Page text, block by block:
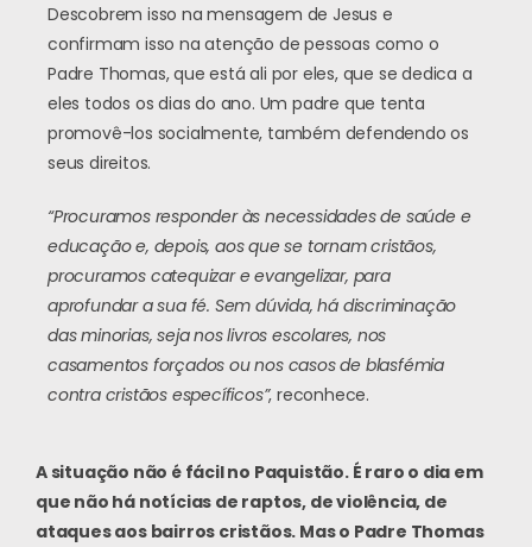
Descobrem isso na mensagem de Jesus e
confirmam isso na atenção de pessoas como o
Padre Thomas, que está ali por eles, que se dedica a
eles todos os dias do ano. Um padre que tenta
promovê-los socialmente, também defendendo os
seus direitos.
“Procuramos responder às necessidades de saúde e
educação e, depois, aos que se tornam cristãos,
procuramos catequizar e evangelizar, para
aprofundar a sua fé. Sem dúvida, há discriminação
das minorias, seja nos livros escolares, nos
casamentos forçados ou nos casos de blasfémia
contra cristãos específicos”, reconhece.
A situação não é fácil no Paquistão. É raro o dia em
que não há notícias de raptos, de violência, de
ataques aos bairros cristãos. Mas o Padre Thomas